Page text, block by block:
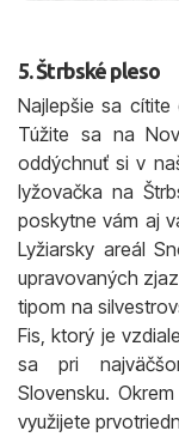
5. Štrbské pleso
Najlepšie sa
Túžite sa na
oddýchnuť si v
lyžovačka na
poskytne vám aj
Lyžiarsky areál
upravovaných
tipom na
Fis, ktorý je
sa pri
Slovensku.
využijete